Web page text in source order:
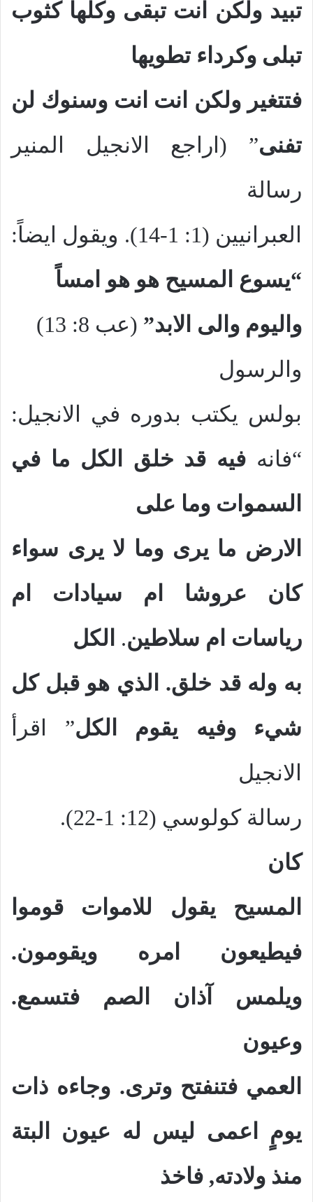
تبيد ولكن انت تبقى وكلها كثوب
تبلى وكرداء تطويها
فتتغير ولكن انت انت وسنوك لن
تفنى” (اراجع الانجيل المنير
رسالة
العبرانيين (1: 1-14). ويقول ايضاً:
“يسوع المسيح هو هو امساً
واليوم والى الابد” (عب 8: 13)
والرسول
بولس يكتب بدوره في الانجيل:
“فانه فيه قد خلق الكل ما في
السموات وما على
الارض ما يرى وما لا يرى سواء
كان عروشا ام سيادات ام
رياسات ام سلاطين. الكل
به وله قد خلق. الذي هو قبل كل
شيء وفيه يقوم الكل” اقرأ
الانجيل
رسالة كولوسي (12: 1-22).
كان
المسيح يقول للاموات قوموا
فيطيعون امره ويقومون.
ويلمس آذان الصم فتسمع.
وعيون
العمي فتنفتح وترى. وجاءه ذات
يومٍ اعمى ليس له عيون البتة
منذ ولادته, فاخذ